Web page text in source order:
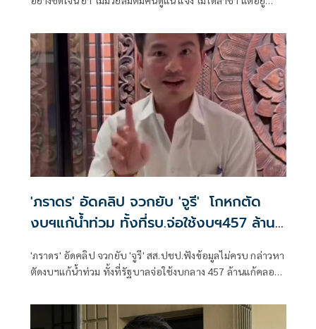
ยังไม่เห็น
'ภราดร' อัดคลิป​ จวกยับ​ 'จูรี​' ​ โกหกตัด
งบฯแก้น้ำท่วม ทั้งที่รบ.จ่อใช้งบฯ457 ล้าน​
'ภราดร' อัดคลิป​ จวกยับ​ 'จูรี​' สส.ปชป.ฟังข้อมูลไม่ครบ​ กล่าวหา
ตัดงบฯแก้น้ำท่วม​ ทั้งที่รัฐบาลจ่อใช้งบกลาง​ 457 ล้าน​แก้คลอง
ทำไมไร้แผนแก้น้ำท่วม​ เขียนขอ 'ห้องเรียนอัจฉริยะ​ -​ เจ็ตสกี'
พร้อมถามงบสะสมเทศบาลเหลือ​ 200 ล้านเก็บไว้ทำไม​ ซัด 'คน